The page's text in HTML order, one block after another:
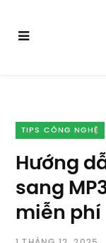
TIPS CÔNG NGHỆ
Hướng
sang
miễn phí